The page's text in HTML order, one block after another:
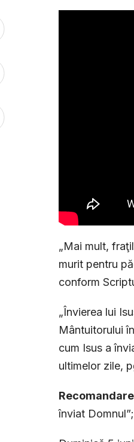
„Mai mult,
murit pentru
conform
„Învierea lui
Mântuitorului
cum Isus a
ultimelor zile,
înviat